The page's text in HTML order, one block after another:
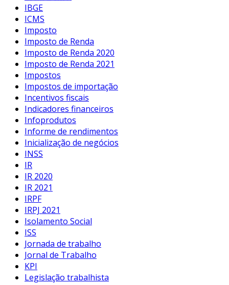
IBGE
ICMS
Imposto
Imposto de Renda
Imposto de Renda 2020
Imposto de Renda 2021
Impostos
Impostos de importação
Incentivos fiscais
Indicadores financeiros
Infoprodutos
Informe de rendimentos
Inicialização de negócios
INSS
IR
IR 2020
IR 2021
IRPF
IRPJ 2021
Isolamento Social
ISS
Jornada de trabalho
Jornal de Trabalho
KPI
Legislação trabalhista